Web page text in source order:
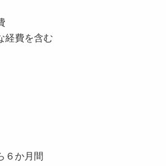
費を含む
か月間